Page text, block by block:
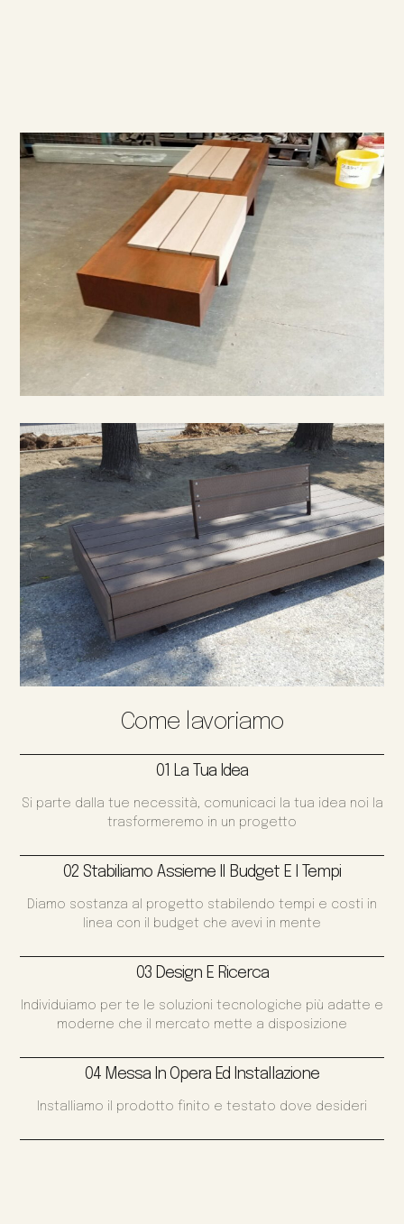
Come lavoriamo
01 La Tua Idea
Si parte dalla tue necessità, comunicaci la tua idea noi la
trasformeremo in un progetto
02 Stabiliamo Assieme Il Budget E I Tempi
Diamo sostanza al progetto stabilendo tempi e costi in
linea con il budget che avevi in mente
03 Design E Ricerca
Individuiamo per te le soluzioni tecnologiche più adatte e
moderne che il mercato mette a disposizione
04 Messa In Opera Ed Installazione
Installiamo il prodotto finito e testato dove desideri